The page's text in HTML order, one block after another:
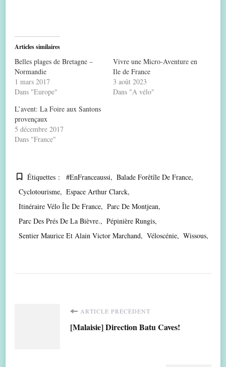
Articles similaires
Belles plages de Bretagne –
Normandie
1 mars 2017
Dans "Europe"
Vivre une Micro-Aventure en
Ile de France
3 août 2023
Dans "A vélo"
L’avent: La Foire aux Santons
provençaux
5 décembre 2017
Dans "France"
Étiquettes : #EnFranceaussi
Balade Forêtîle De France
Cyclotourisme
Espace Arthur Clarck
Itinéraire Vélo Île De France
Parc De Montjean
Parc Des Prés De La Bièvre.
Pépinière Rungis
Sentier Maurice Et Alain Victor Marchand
Véloscénie Wissous
Navigation
d'article
ARTICLE PRÉCÉDENT
[Malaisie] Direction Batu Caves!